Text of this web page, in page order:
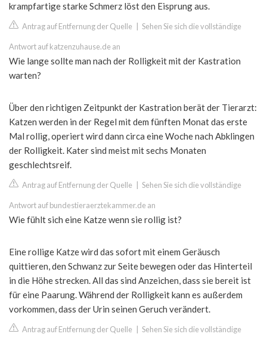
krampfartige starke Schmerz löst den Eisprung aus.
Antrag auf Entfernung der Quelle Sehen Sie sich die vollständige
Antwort auf katzenzuhause.de an
Wie lange sollte man nach der Rolligkeit mit der Kastration
warten?
Über den richtigen Zeitpunkt der Kastration berät der Tierarzt:
Katzen werden in der Regel mit dem fünften Monat das erste
Mal rollig, operiert wird dann circa eine Woche nach Abklingen
der Rolligkeit. Kater sind meist mit sechs Monaten
geschlechtsreif.
Antrag auf Entfernung der Quelle Sehen Sie sich die vollständige
Antwort auf bundestieraerztekammer.de an
Wie fühlt sich eine Katze wenn sie rollig ist?
Eine rollige Katze wird das sofort mit einem Geräusch
quittieren, den Schwanz zur Seite bewegen oder das Hinterteil
in die Höhe strecken. All das sind Anzeichen, dass sie bereit ist
für eine Paarung. Während der Rolligkeit kann es außerdem
vorkommen, dass der Urin seinen Geruch verändert.
Antrag auf Entfernung der Quelle Sehen Sie sich die vollständige